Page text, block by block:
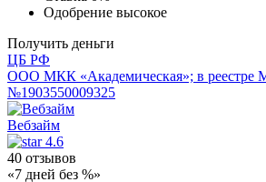
Одобрение высокое
Получить деньги
ЦБ РФ
ООО МКК «Академическая»; в
№1903550009325
Вебзайм
4.6
40 отзывов
«7 дней без %»